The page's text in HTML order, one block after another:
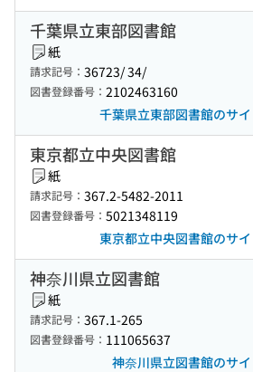
千葉県立東部図書館
紙
請求記号： 36723/ 34/
図書登録番号： 2102463160
千葉県立東部図書館のサ
東京都立中央図書館
紙
請求記号： 367.2-5482-2011
図書登録番号： 5021348119
東京都立中央図書館のサ
神奈川県立図書館
紙
請求記号： 367.1-265
図書登録番号： 111065637
神奈川県立図書館のサ